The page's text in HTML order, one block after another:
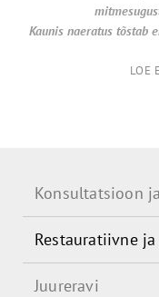
Kaunis naeratus tõstab
LOE
Konsultatsioon
Restauratiivne
Juureravi